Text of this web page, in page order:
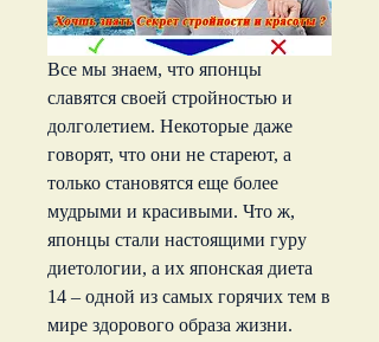
Все мы знаем, что японцы
славятся своей стройностью и
долголетием. Некоторые даже
говорят, что они не стареют, а
только становятся еще более
мудрыми и красивыми. Что ж,
японцы стали настоящими гуру
диетологии, а их японская диета
14 – одной из самых горячих тем в
мире здорового образа жизни.